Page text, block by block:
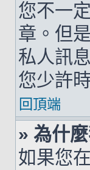
您不一
章。但
私人訊
您少許
回頂端
» 為什
如果您